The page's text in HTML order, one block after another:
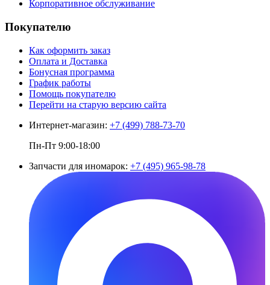
Корпоративное обслуживание
Покупателю
Как оформить заказ
Оплата и Доставка
Бонусная программа
График работы
Помощь покупателю
Перейти на старую версию сайта
Интернет-магазин: +7 (499) 788-73-70
Пн-Пт 9:00-18:00
Запчасти для иномарок: +7 (495) 965-98-78